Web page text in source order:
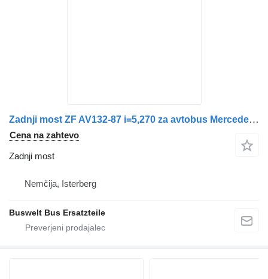
Zadnji most ZF AV132-87 i=5,270 za avtobus Mercedes-Benz Setra NF
Cena na zahtevo
Zadnji most
Nemčija, Isterberg
Buswelt Bus Ersatzteile